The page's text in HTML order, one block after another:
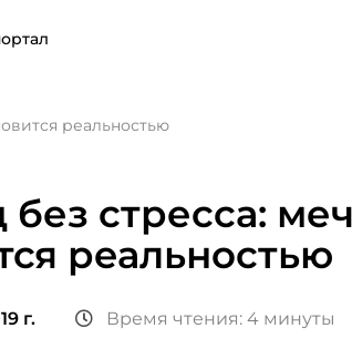
реальностью
стресса:
реальностью
г. Время чтения: 4 минуты